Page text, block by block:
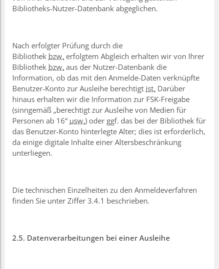
Bibliotheks-Nutzer-Datenbank abgeglichen.
Nach erfolgter Prüfung durch die
Bibliothek bzw. erfolgtem Abgleich erhalten wir von Ihrer
Bibliothek bzw. aus der Nutzer-Datenbank die
Information, ob das mit den Anmelde-Daten verknüpfte
Benutzer-Konto zur Ausleihe berechtigt ist. Darüber
hinaus erhalten wir die Information zur FSK-Freigabe
(sinngemäß „berechtigt zur Ausleihe von Medien für
Personen ab 16“ usw.) oder ggf. das bei der Bibliothek für
das Benutzer-Konto hinterlegte Alter; dies ist erforderlich,
da einige digitale Inhalte einer Altersbeschränkung
unterliegen.
Die technischen Einzelheiten zu den Anmeldeverfahren
finden Sie unter Ziffer 3.4.1 beschrieben.
2.5. Datenverarbeitungen bei einer Ausleihe